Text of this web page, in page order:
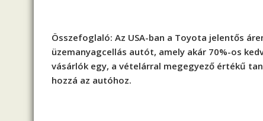
Összefoglaló: Az USA-ban a Toyota jelentős
üzemanyagcellás autót, amely akár 70%-os
vásárlók egy, a vételárral megegyező értékű
hozzá az autóhoz.